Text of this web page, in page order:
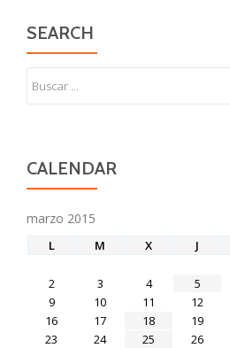
SEARCH
CALENDAR
marzo 2015
L M X J
2
3 4 5
9
10 11 12
16
17 18 19
23
24 25 26